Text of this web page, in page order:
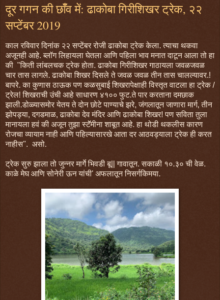
दूर गगन की छाँँव में: ढाकोबा गिरीशिखर ट्रेक, २२
सप्टेंबर 2019
काल रविवार दिनांक २२ सप्टेंबर रोजी ढाकोबा ट्रेक केला. त्याचा थकवा
अजूनही आहे. ब्लॉग लिहायला घेतला आणि पहिला भाव मनात दाटून आला तो हा
की "किती लांबलचक ट्रेक होता. ढाकोबा गिरीशिखर गाठायला जवळजवळ
चार तास लागले. ढाकोबा शिखर दिसले ते जवळ जवळ तीन तास चालल्यावर.!
बापरे. का कुणास ठाऊक पण कळसुबाई शिखरापेक्षाही विस्तृत वाटला हा ट्रेक /
ट्रेल! शिखराची उंची आहे साधारण ४१०० फुट.ते पार करताना दमछाक
झाली.डोळ्यासमोर येतय ते दोन छोटे पाण्याचे झरे, जंगलातून जाणारा मार्ग, तीन
झोपड्या, दगडमाळ, ढाकोबा देव मंदिर आणि ढाकोबा शिखर! पण सविता तुला
मानायला हवं की अजून तुझा स्टॅॅमीना शाबूत आहे. हा थोडी थकलीस कारण
रोजचा व्यायाम नाही आणि पहिल्यासारखे आता दर आठवड्याला ट्रेक ही करत
नाहीस". असो.
ट्रेक सुरु झाला तो जुन्नर मार्गे भिवडी बू|| गावातून. सकाळी १०.३० ची वेळ.
काळे मेघ आणि सोनेरी ऊन यांची' अफलातून निसर्गकिमया.